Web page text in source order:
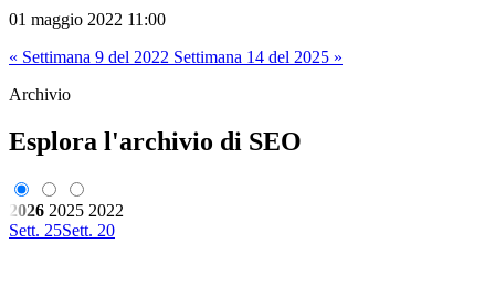
01 maggio 2022 11:00
« Settimana 9 del 2022 Settimana 14 del 2025 »
Archivio
Esplora l'archivio di SEO
2026 2025 2022
Sett. 25Sett. 20